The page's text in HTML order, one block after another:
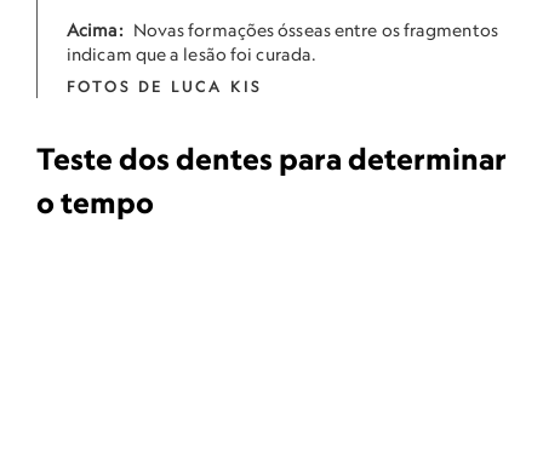
Acima: Novas formações ósseas entre os fragmentos
indicam que a lesão foi curada.
FOTOS DE LUCA KIS
Teste dos dentes para determinar
o tempo